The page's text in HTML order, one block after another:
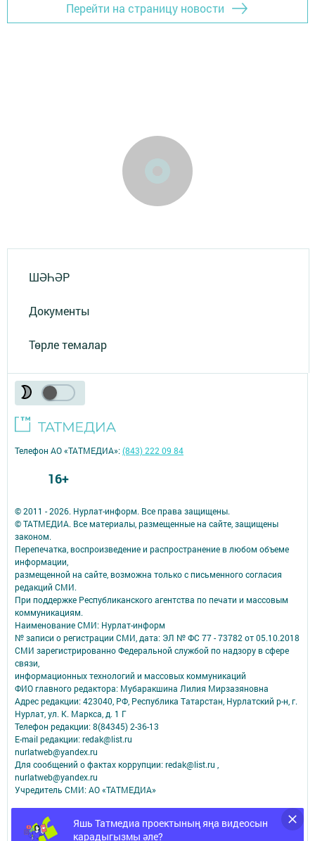
Перейти на страницу новости
ШӘҺӘР
Документы
Төрле темалар
Яшь Татмедиа проектының яңа видеосын
карадыгызмы әле?
© 2011 - 2026. Нурлат-⁠информ. Все права защищены.
© ТАТМЕДИА. Все материалы, размещенные на сайте, защищены
законом.
Перепечатка, воспроизведение и распространение в любом объеме
информации,
размещенной на сайте, возможна только с письменного согласия
редакций СМИ.
При поддержке Республиканского агентства по печати и массовым
коммуникациям.
Наименование СМИ: Нурлат-⁠информ
№ записи о регистрации СМИ, дата: ЭЛ № ФС 77 -⁠ 73782 от 05.10.2018
СМИ зарегистрированно Федеральной службой по надзору в сфере
связи,
информационных технологий и массовых коммуникаций
ФИО главного редактора: Мубаракшина Лилия Мирзазяновна
Адрес редакции: 423040, РФ, Республика Татарстан, Нурлатский р-н, г.
Нурлат, ул. К. Маркса, д. 1 Г
Телефон редакции: 8(84345) 2-36-13
E-mail редакции: redak@list.ru
nurlatweb@yandex.ru
Для сообщений о фактах коррупции: redak@list.ru ,
nurlatweb@yandex.ru
Учредитель СМИ: АО «ТАТМЕДИА»
Антикоррупционная политика
АО «ТАТМЕДИА» использует «cookie»для персонализации сервисов и
Телефон АО «ТАТМЕДИА»:(843) 222 09 84
16+